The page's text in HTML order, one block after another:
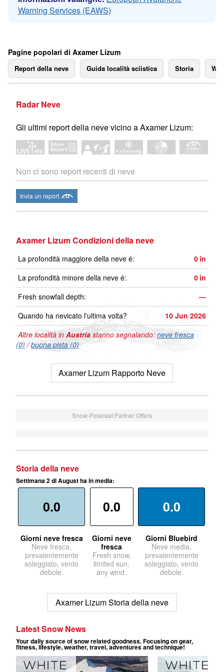
Warning Services (EAWS)
Pagine popolari di Axamer Lizum
Report della neve Guida località sciistica Storia
Radar Neve
Gli ultimi report della neve vicino a Axamer Lizum:
Non ci sono report recenti di neve
Invia un report
Axamer Lizum Condizioni della neve
La profondità maggiore della neve é: 0 in
La profondità minore della neve é:
0 in
Fresh snowfall depth:
—
Quando ha nevicato l'ultima volta?
10 Jun 2026
Altre località in Austria stanno segnalando: neve fresca
(0) /buona pista (0)
Axamer Lizum Rapporto Neve
Snow-Forecast Partner Offers
Storia della neve
Settimana 2 di August ha in media:
0.0
Giorni neve fresca
Neve fresca,
prevalentemente
soleggiato, vento
debole.
0.0
Giorni neve
fresca
Fresh snow,
limited sun,
any wind.
0.0
Giorni Bluebird
Neve media,
prevalentemente
soleggiato, vento
debole.
Axamer Lizum Storia della neve